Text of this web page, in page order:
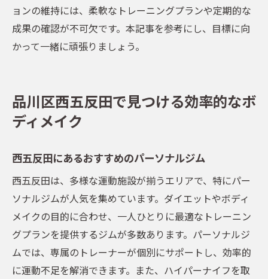
ョンの維持には、柔軟なトレーニングプランや定期的な
成果の確認が不可欠です。本記事を参考にし、目標に向
かって一緒に頑張りましょう。
品川区西五反田で見つける効率的なボ
ディメイク
西五反田にあるおすすめのパーソナルジム
西五反田は、多様な運動施設が揃うエリアで、特にパー
ソナルジムが人気を集めています。ダイエットやボディ
メイクの目的に合わせ、一人ひとりに最適なトレーニン
グプランを提供するジムが多数あります。パーソナルジ
ムでは、専属のトレーナーが個別にサポートし、効率的
に運動不足を解消できます。また、ハイパーナイフを取